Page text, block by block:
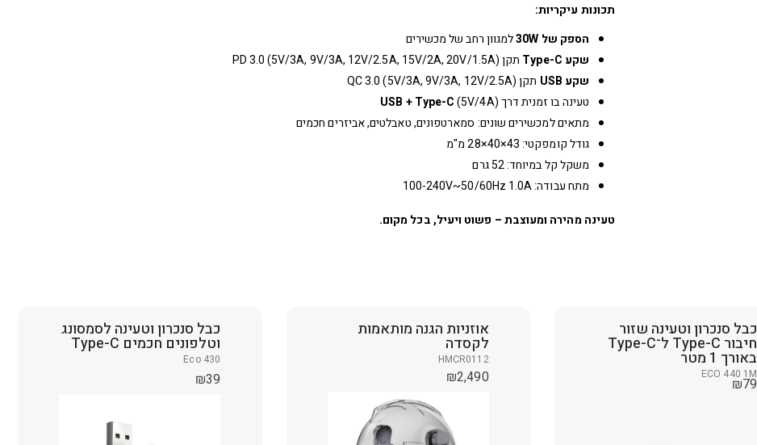
תכונות עיקריות:
הספק של 30W
למגוון רחב של מכשירים
שקע Type-C
תקן PD 3.0 (5V/3A, 9V/3A, 12V/2.5A, 15V/2A, 20V/1.5A)
שקע USB
תקן QC 3.0 (5V/3A, 9V/3A, 12V/2.5A)
טעינה בו זמנית דרך
USB + Type-C(5V/4A)
מתאים למכשירים שונים: סמארטפונים, טאבלטים, אביזרים חכמים
גודל קומפקטי: 43×40×28 מ"מ
משקל קל במיוחד: 52 גרם
מתח עבודה: 100-240V~50/60Hz 1.0A
טעינה מהירה ומעוצבת – פשוט ויעיל, בכל מקום.
כבל סנכרון וטעינה שזור
חיבור Type-C ל־Type-C
באורך 1 מטר
ECO 440 1M
₪79
אוזניות הגנה מותאמות
לקסדה
HMCR0112
₪2,490
כבל סנכרון וטעינה לסמסונג
וטלפונים חכמים Type-C
Eco 430
₪39